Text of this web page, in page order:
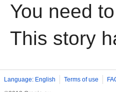
You need
This story
Language: English Terms of use